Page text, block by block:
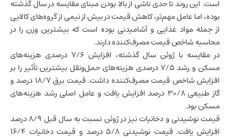
است. این روند تا حدی ناشی از بالا بودن مبنای مقایسه در سال گذشته
بوده، اما عامل مهم‌تر، کاهش قیمت در بیش از نیمی از گروه‌های کالایی
از جمله مواد غذایی و آشامیدنی بوده است که بیشترین وزن را در
محاسبه شاخص قیمت مصرف‌کننده دارند.
در مقایسه با ژوئن سال گذشته، افزایش ۷/۶ درصدی هزینه‌های
مسکن و رشد ۷/۵ درصدی هزینه‌های حمل‌ونقل بیشترین تأثیر را بر
افزایش شاخص قیمت مصرف‌کننده داشت. قیمت برق ۱۸/۷ درصد و
گاز طبیعی ۳۰/۸ درصد افزایش یافت و عامل اصلی رشد هزینه‌های
مسکن بود.
قیمت نوشیدنی و دخانیات نیز در ژوئن نسبت به سال قبل ۸/۹ درصد
افزایش یافت. قیمت نوشیدنی ۵/۸ درصد و قیمت دخانیات ۱۶/۴